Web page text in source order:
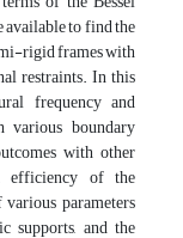
to find the
rigid frames with
restraints. In this
frequency and
various boundary
with other
efficiency of the
parameters
supports, and the